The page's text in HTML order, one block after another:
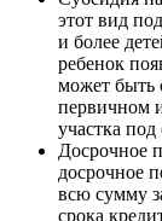
этот вид
и более
ребенок
может быть
первичном
участка под
Досрочное
досрочное
всю сумму
срока